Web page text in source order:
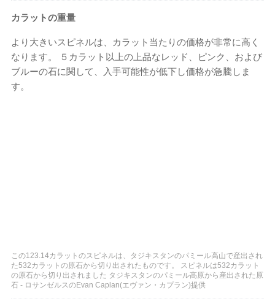
カラットの重量
より大きいスピネルは、カラット当たりの価格が非常に高く
なります。 ５カラット以上の上品なレッド、ピンク、および
ブルーの石に関して、入手可能性が低下し価格が急騰しま
す。
この123.14カラットのスピネルは、タジキスタンのパミール高山で産出され
た532カラットの原石から切り出されたものです。 スピネルは532カラット
の原石から切り出されました タジキスタンのパミール高原から産出された原
石 - ロサンゼルスのEvan Caplan(エヴァン・カプラン)提供